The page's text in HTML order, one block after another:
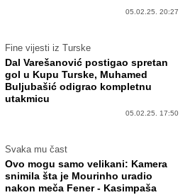
05.02.25. 20:27
Fine vijesti iz Turske
Dal Varešanović postigao spretan
gol u Kupu Turske, Muhamed
Buljubašić odigrao kompletnu
utakmicu
05.02.25. 17:50
Svaka mu čast
Ovo mogu samo velikani: Kamera
snimila šta je Mourinho uradio
nakon meča Fener - Kasimpaša